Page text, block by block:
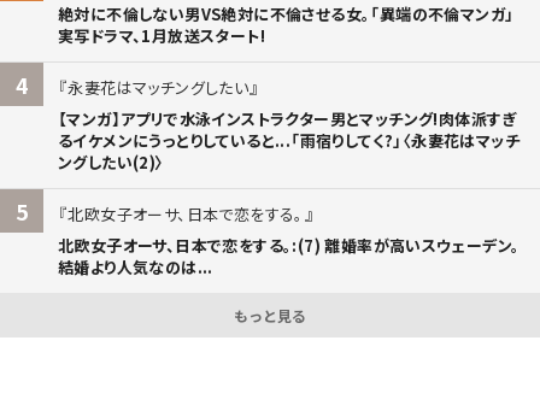
絶対に不倫しない男VS絶対に不倫させる女。「異端の不倫マンガ」
実写ドラマ、1月放送スタート!
4
永妻花はマッチングしたい
【マンガ】アプリで水泳インストラクター男とマッチング!肉体派すぎ
るイケメンにうっとりしていると...「雨宿りしてく?」〈永妻花はマッチ
ングしたい(2)〉
5
北欧女子オーサ、日本で恋をする。
北欧女子オーサ、日本で恋をする。:(7) 離婚率が高いスウェーデン。
結婚より人気なのは...
もっと見る